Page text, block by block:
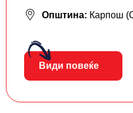
Општина: Карпош
Види повеќе